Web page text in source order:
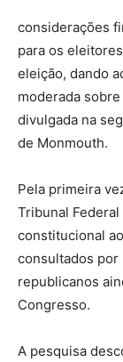
considerações
para os
eleição, dando
moderada
divulgada na
de Monmouth.
Pela primeira
Tribunal
constitucional
consultados por
republicanos
Congresso.
A pesquisa